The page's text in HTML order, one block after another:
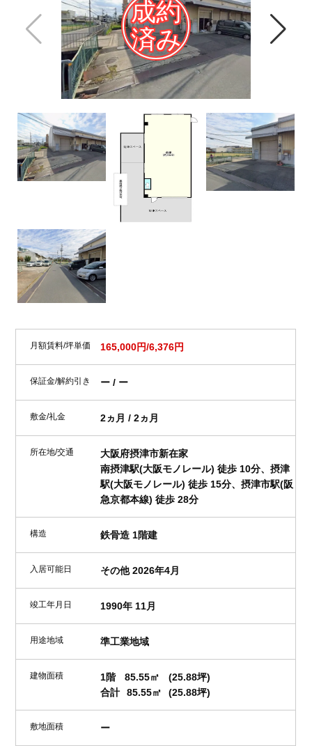
月額賃料/坪単価 165,000円/6,376円
保証金/解約引き ー / ー
敷金/礼金 2ヵ月 / 2ヵ月
所在地/交通
大阪府摂津市新在家
南摂津駅(大阪モノレール) 徒歩 10分、摂津
駅(大阪モノレール) 徒歩 15分、摂津市駅(阪
急京都本線) 徒歩 28分
構造 鉄骨造 1階建
入居可能日 その他 2026年4月
竣工年月日 1990年 11月
用途地域 準工業地域
建物面積 1階 85.55㎡
(25.88坪)
合計
85.55㎡ (25.88坪)
敷地面積 ー